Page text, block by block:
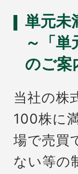
単元未
～「
のご案
当社の株
100株に
場で売買
ない等の